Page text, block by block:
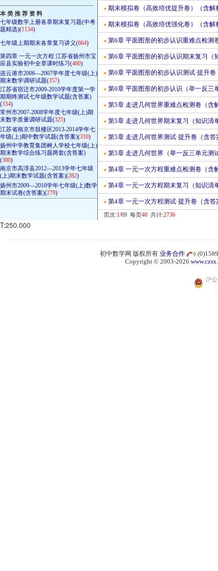
————————————————
本 类 推 荐 资 料
七年级数学上册各章期末复习题(中考
题精选)(1134)
七年级上期期末各章复习讲义(664)
第四章 一元一次方程 江苏省扬州市宝
应县实验初中全章课时练习(400)
连云港市2006—2007学年度七年级(上)
期末数学调研试题(357)
江苏省宿迁市2009-2010学年度第一学
期期终测试七年级数学试题(含答案)
(334)
常州市2007-2008学年度七年级(上)期
末数学质量调研试题(325)
江苏省南京市鼓楼区2013-2014学年七
年级(上)期中数学试题(含答案)(310)
扬州中学教育集团树人学校七年级(上)
期末数学综合练习题两套(含答案)
(300)
南京市高淳县2012—2013学年七年级
(上)期末数学试题(含答案)(282)
扬州市2009—2010学年七年级(上)数学
期末试卷(含答案)(279)
● 期末模拟卷（高效培优提升卷）（含
● 期末模拟卷（高效培优强化卷）（含
● 第6章 平面图形的初步认识重难点检测
● 第6章 平面图形的初步认识期末复习（
● 第6章 平面图形的初步认识测试·提升
● 第6章 平面图形的初步认识（举一反三
● 第5章 走进几何世界重难点检测卷（含
● 第5章 走进几何世界期末复习（知识清
● 第5章 走进几何世界测试·提升卷（含
● 第5章 走进几何世界（举一反三单元测
● 第4章 一元一次方程重难点检测卷（含
● 第4章 一元一次方程期末复习（知识清
● 第4章 一元一次方程测试·提升卷（含
页次:1/69 每页40 共计:2736
T:250.000
初中数学网 版权所有 业务合作
Copyright © 2003-2026
沪公